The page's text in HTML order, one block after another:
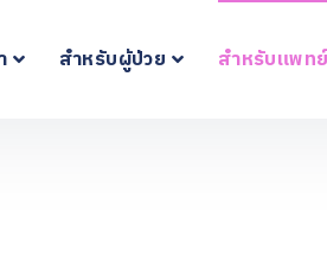
สำหรับผู้ป่วย สำหรับแพท